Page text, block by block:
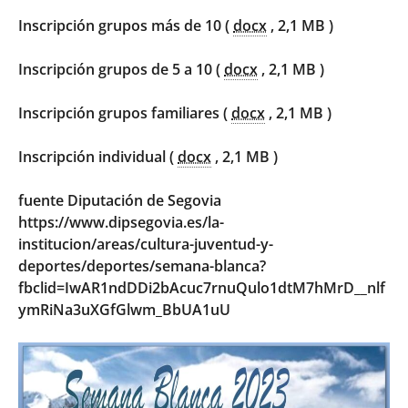
Inscripción grupos más de 10 (docx , 2,1 MB )
Inscripción grupos de 5 a 10 (docx , 2,1 MB )
Inscripción grupos familiares (docx , 2,1 MB )
Inscripción individual (docx , 2,1 MB )
fuente Diputación de Segovia
https://www.dipsegovia.es/la-
institucion/areas/cultura-juventud-y-
deportes/deportes/semana-blanca?
fbclid=IwAR1ndDDi2bAcuc7rnuQulo1dtM7hMrD__nlf
ymRiNa3uXGfGlwm_BbUA1uU